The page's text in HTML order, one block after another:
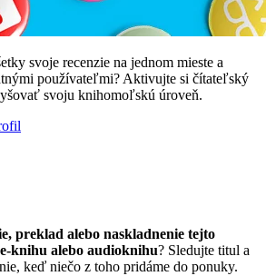
svoje recenzie na jednom mieste a
používateľmi? Aktivujte si čítateľský
svoju knihomoľskú úroveň.
preklad alebo naskladnenie tejto
e-knihu alebo audioknihu? Sledujte titul a
keď niečo z toho pridáme do ponuky.